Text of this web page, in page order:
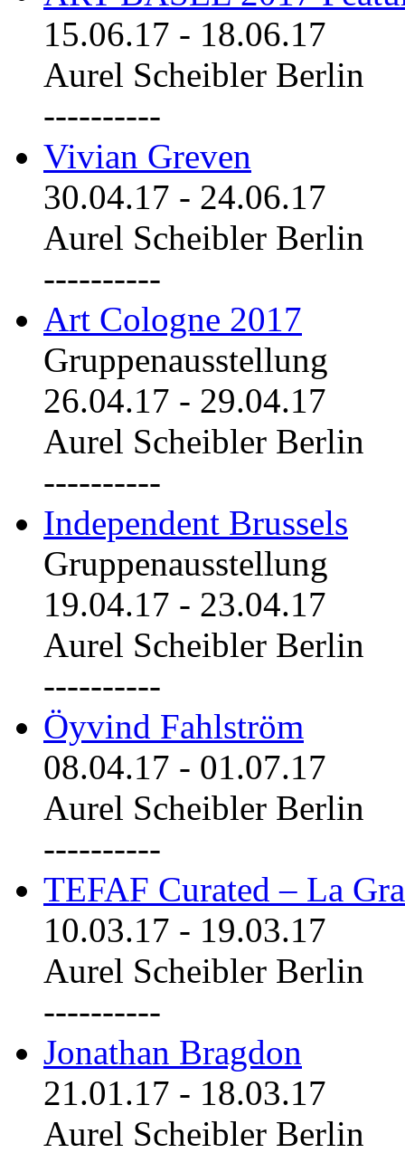
15.06.17 - 18.06.17
Aurel Scheibler Berlin
----------
Vivian Greven
30.04.17 - 24.06.17
Aurel Scheibler Berlin
----------
Art Cologne 2017
Gruppenausstellung
26.04.17 - 29.04.17
Aurel Scheibler Berlin
----------
Independent Brussels
Gruppenausstellung
19.04.17 - 23.04.17
Aurel Scheibler Berlin
----------
Öyvind Fahlström
08.04.17 - 01.07.17
Aurel Scheibler Berlin
----------
TEFAF Curated – La
10.03.17 - 19.03.17
Aurel Scheibler Berlin
----------
Jonathan Bragdon
21.01.17 - 18.03.17
Aurel Scheibler Berlin